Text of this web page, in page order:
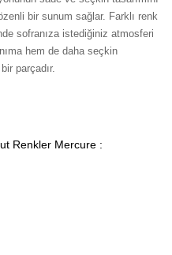
bir sunum sağlar. Farklı renk
sofranıza istediğiniz atmosferi
hem de daha seçkin
parçadır.
Renkler Mercure :